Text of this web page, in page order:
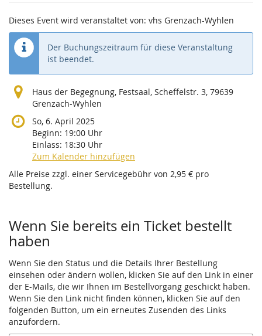
Dieses Event wird veranstaltet von: vhs Grenzach-Wyhlen
Der Buchungszeitraum für diese Veranstaltung
ist beendet.
Haus der Begegnung, Festsaal, Scheffelstr. 3, 79639
Grenzach-Wyhlen
So, 6. April 2025
Beginn: 19:00 Uhr
Einlass: 18:30 Uhr
Zum Kalender hinzufügen
Alle Preise zzgl. einer Servicegebühr von 2,95 € pro
Bestellung.
Wenn Sie bereits ein Ticket bestellt
haben
Wenn Sie den Status und die Details Ihrer Bestellung
einsehen oder ändern wollen, klicken Sie auf den Link in einer
der E-Mails, die wir Ihnen im Bestellvorgang geschickt haben.
Wenn Sie den Link nicht finden können, klicken Sie auf den
folgenden Button, um ein erneutes Zusenden des Links
anzufordern.